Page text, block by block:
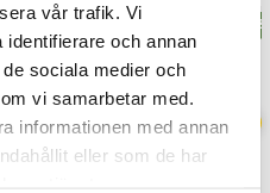
vår trafik. Vi
och annan
sociala medier och
vi samarbetar med.
informationen med annan
eller som de har